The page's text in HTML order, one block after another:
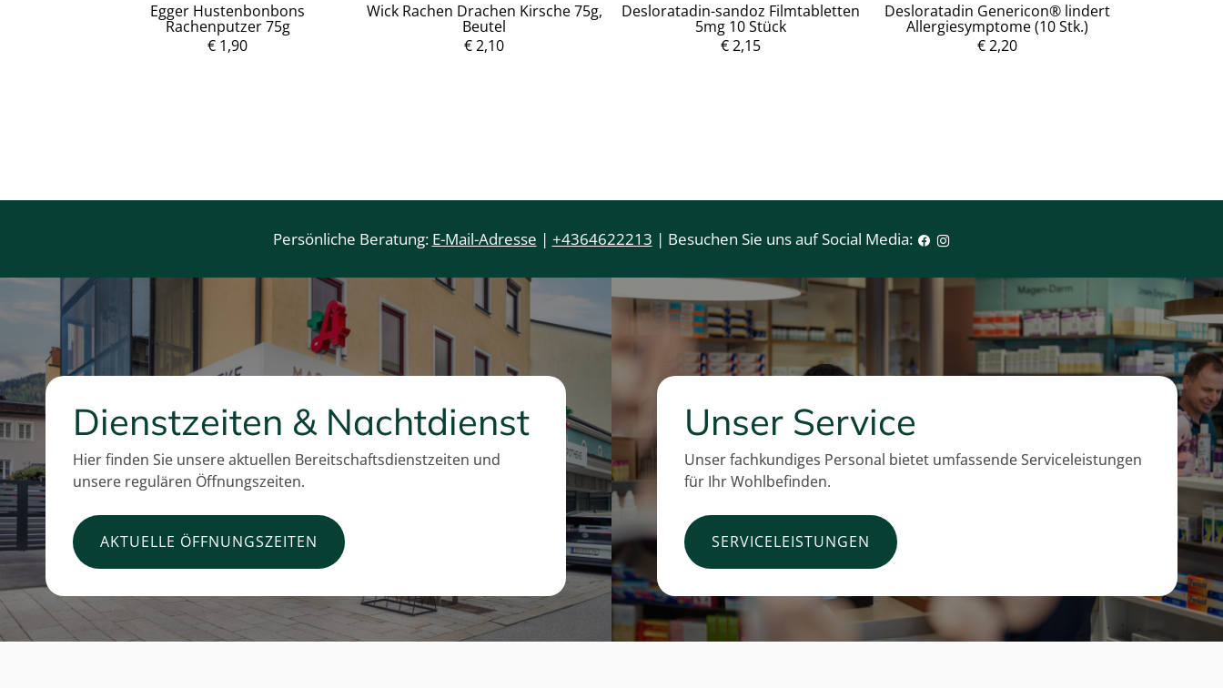
Egger Hustenbonbons
Rachenputzer 75g
€ 1,90
Wick Rachen Drachen Kirsche 75g,
Beutel
€ 2,10
Desloratadin-sandoz Filmtabletten
5mg 10 Stück
€ 2,15
Desloratadin Genericon® lindert
Allergiesymptome (10 Stk.)
€ 2,20
P
r
e
P
r
e
P
Persönliche Beratung: E-Mail-Adresse | +4364622213 | Besuchen Sie uns auf Social Media:
Dienstzeiten & Nachtdienst
Hier finden Sie unsere aktuellen Bereitschaftsdienstzeiten und
unsere regulären Öffnungszeiten.
AKTUELLE ÖFFNUNGSZEITEN
Unser Service
Unser fachkundiges Personal bietet umfassende Serviceleistungen
für Ihr Wohlbefinden.
SERVICELEISTUNGEN